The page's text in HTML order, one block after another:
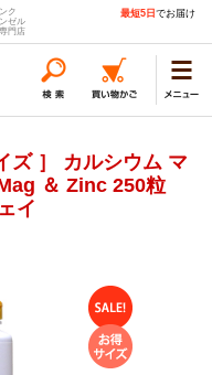
ク
ゼル
門店
最短5日 でお届け
ズ ］ カルシウム マ
＆ Zinc 250粒
イ